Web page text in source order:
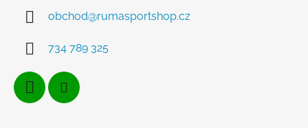
obchod@rumasportshop.cz
734 789 325